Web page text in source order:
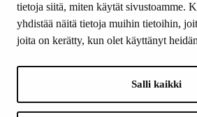
tietoja siitä, miten käytät sivustoamme.
yhdistää näitä tietoja muihin tietoihin,
joita on kerätty, kun olet käyttänyt
Salli kaikki
Facebook
Instagram
LinkedIn